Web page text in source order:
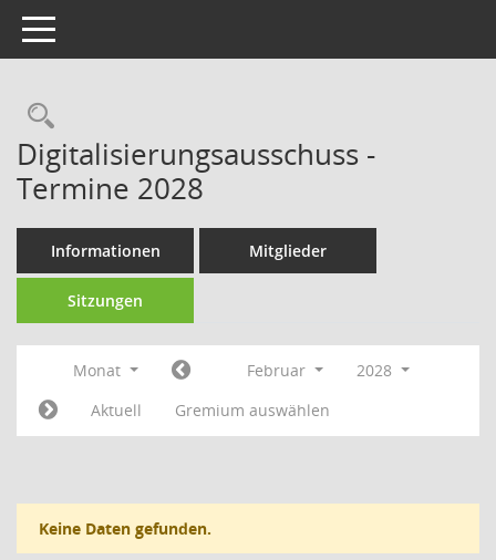
Toggle navigation
Rechercheauswahl
Digitalisierungsausschuss -
Termine 2028
Informationen Mitglieder
Sitzungen
Monat Februar
2028
Aktuell
Gremium auswählen
Keine Daten gefunden.